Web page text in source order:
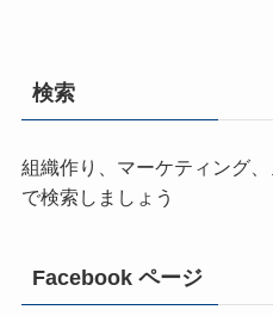
検索
組織作り、マーケティング
で検索しましょう
Facebook ページ